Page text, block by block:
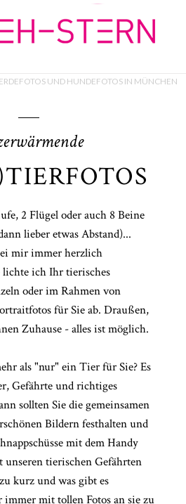
UND HUNDEFOTOS IN MÜNCHEN
2 Flügel oder auch 8 Beine
lieber etwas Abstand)...
mir immer herzlich
ich Ihr tierisches
oder im Rahmen von
für Sie ab. Draußen,
Zuhause - alles ist möglich.
als "nur" ein Tier für Sie? Es
Gefährte und richtiges
sollten Sie die gemeinsamen
Bildern festhalten und
mit dem Handy
tierischen Gefährten
kurz und was gibt es
immer mit tollen Fotos an sie zu